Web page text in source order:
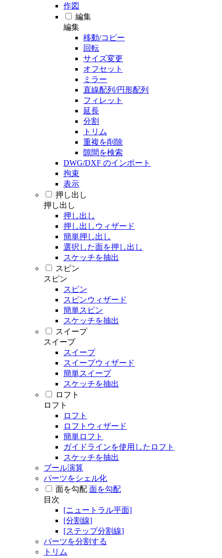
作図
編集
編集
移動/コピー
回転
サイズ変更
オフセット
ミラー
直線配列/円形配列
フィレット
延長
分割
トリム
重複を削除
隙間を検索
DWG/DXF のインポート
拘束
表示
押し出し
押し出し
押し出し
押し出しウィザード
簡単押し出し
選択した面を押し出し
スケッチを抽出
スピン
スピン
スピン
スピンウィザード
簡単スピン
スケッチを抽出
スイープ
スイープ
スイープ
スイープウィザード
簡単スイープ
スケッチを抽出
ロフト
ロフト
ロフト
ロフトウィザード
簡単ロフト
ガイドラインを使用したロフト
スケッチを抽出
ブール演算
パーツをシェル化
面を勾配 面を勾配
目次
[ニュートラル平面]
[分割線]
[ステップ分割線]
パーツを分割する
トリム